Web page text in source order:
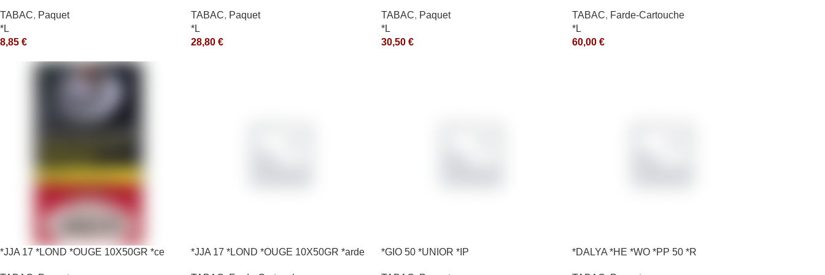
TABAC, Paquet
*L
8,85 €
TABAC, Paquet
*L
28,80 €
TABAC, Paquet
*L
30,50 €
TABAC, Farde-Cartouche
*L
60,00 €
*JJA 17 *LOND *OUGE 10X50GR *ce *JJA 17 *LOND *OUGE 10X50GR *arde *GIO 50 *UNIOR *IP *DALYA *HE *WO *PP 50 *R